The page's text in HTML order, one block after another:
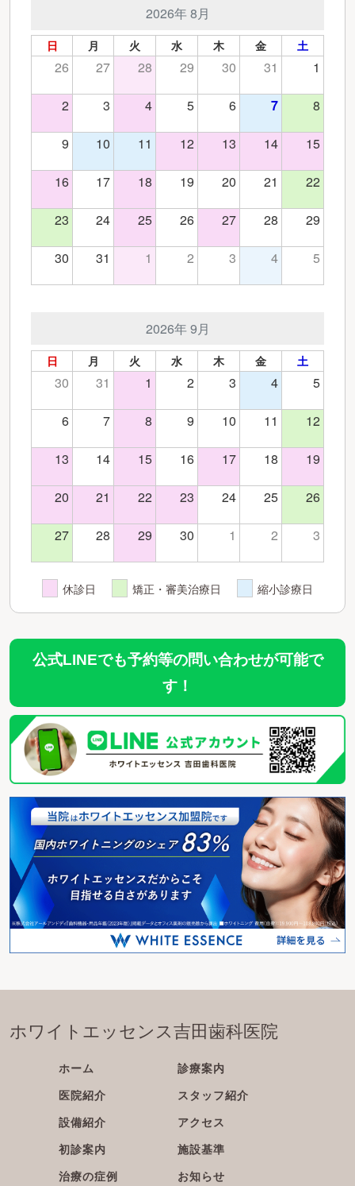
2026年 8月
日 月 火 水 木 金 土
26 27 28 29 30 31 1
2 3 4 5 6 7 8
9 10 11 12 13 14 15
16 17 18 19 20 21 22
23 24 25 26 27 28 29
30 31 1 2 3 4 5
2026年 9月
日 月 火 水 木 金 土
30 31 1 2 3 4 5
6 7 8 9 10 11 12
13 14 15 16 17 18 19
20 21 22 23 24 25 26
27 28 29 30 1 2 3
休診日 矯正・審美治療日 縮小診療日
公式LINEでも予約等の問い合わせが可能で
す！
ホワイトエッセンス吉田歯科医院
ホーム
医院紹介
設備紹介
初診案内
診療案内
スタッフ紹介
アクセス
施設基準
治療の症例 お知らせ